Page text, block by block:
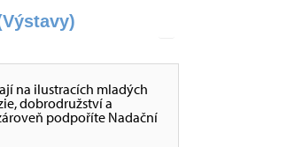
na ilustracích mladých
dobrodružství a
podpoříte Nadační